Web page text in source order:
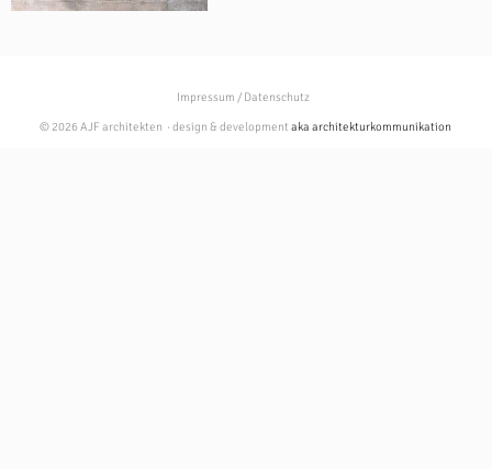
Impressum / Datenschutz
© 2026 AJF architekten · design & developmentaka architekturkommunikation